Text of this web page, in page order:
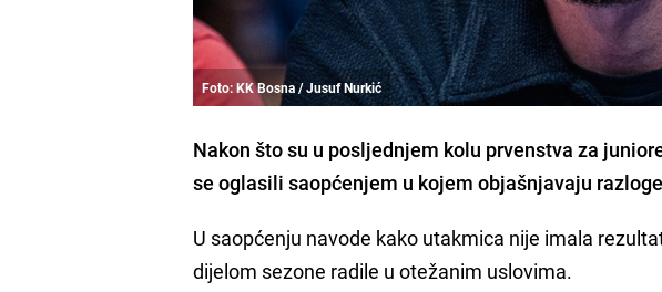
Foto: KK Bosna / Jusuf Nurkić
Nakon što su u posljednjem kolu prvenstva za
se oglasili saopćenjem u kojem objašnjavaju
U saopćenju navode kako utakmica nije imala
dijelom sezone radile u otežanim uslovima.